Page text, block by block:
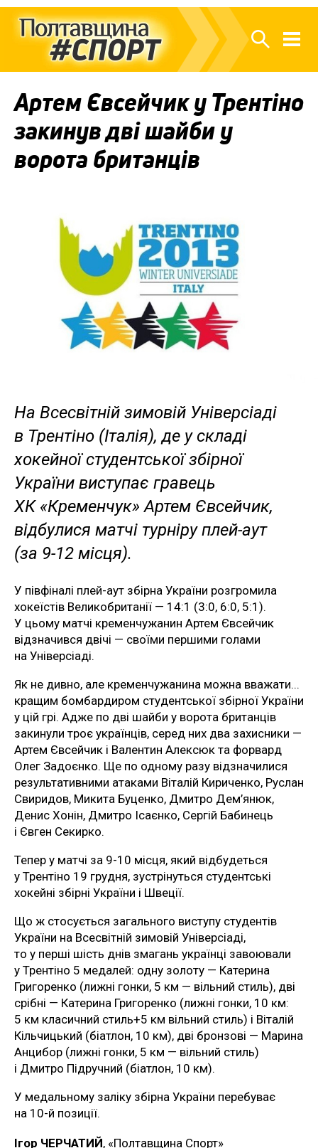
Артем Євсейчик у Трентіно
закинув дві шайби у
ворота британців
На Всесвітній зимовій Універсіаді
в Трентіно (Італія), де у складі
хокейної студентської збірної
України виступає гравець
ХК «Кременчук» Артем Євсейчик,
відбулися матчі турніру плей-аут
(за 9-12 місця).
У півфіналі плей-аут збірна України розгромила
хокеїстів Великобританії — 14:1 (3:0, 6:0, 5:1).
У цьому матчі кременчужанин Артем Євсейчик
відзначився двічі — своїми першими голами
на Універсіаді.
Як не дивно, але кременчужанина можна вважати...
кращим бомбардиром студентської збірної України
у цій грі. Адже по дві шайби у ворота британців
закинули троє українців, серед них два захисники —
Артем Євсейчик і Валентин Алексюк та форвард
Олег Задоєнко. Ще по одному разу відзначилися
результативними атаками Віталій Кириченко, Руслан
Свиридов, Микита Буценко, Дмитро Дем’янюк,
Денис Хонін, Дмитро Ісаєнко, Сергій Бабинець
і Євген Секирко.
Тепер у матчі за 9-10 місця, який відбудеться
у Трентіно 19 грудня, зустрінуться студентські
хокейні збірні України і Швеції.
Що ж стосується загального виступу студентів
України на Всесвітній зимовій Універсіаді,
то у перші шість днів змагань українці завоювали
у Трентіно 5 медалей: одну золоту — Катерина
Григоренко (лижні гонки, 5 км — вільний стиль), дві
срібні — Катерина Григоренко (лижні гонки, 10 км:
5 км класичний стиль+5 км вільний стиль) і Віталій
Кільчицький (біатлон, 10 км), дві бронзові — Марина
Анцибор (лижні гонки, 5 км — вільний стиль)
і Дмитро Підручний (біатлон, 10 км).
У медальному заліку збірна України перебуває
на 10-й позиції.
Ігор ЧЕРЧАТИЙ, «Полтавщина Спорт»